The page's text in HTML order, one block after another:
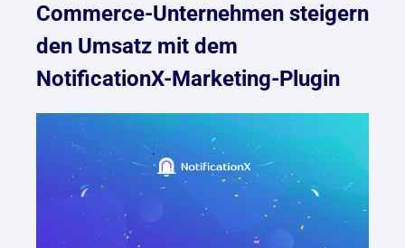
Commerce-Unternehmen steigern
den Umsatz mit dem
NotificationX-Marketing-Plugin